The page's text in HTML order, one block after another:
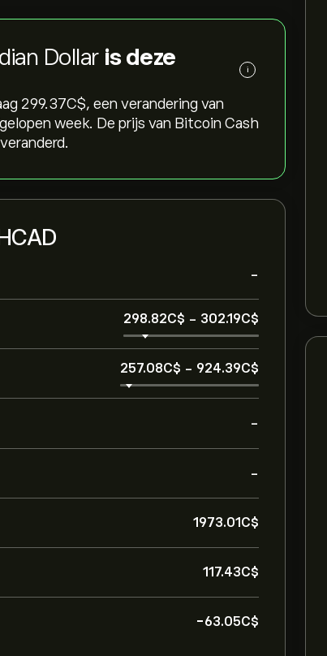
Dollar is deze
i
299.37‎C$‎, een verandering van
week. De prijs van Bitcoin Cash
-
298.82‎C$‎ - 302.19‎C$‎
257.08‎C$‎ - 924.39‎C$‎
-
-
1973.01‎C$‎
117.43‎C$‎
-63.05‎C$‎